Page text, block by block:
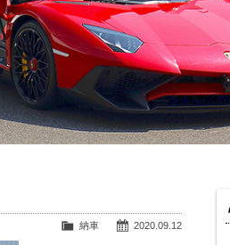
2020.09.12
納車